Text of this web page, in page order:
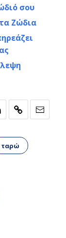
σου
Ζώδια
ταρώ